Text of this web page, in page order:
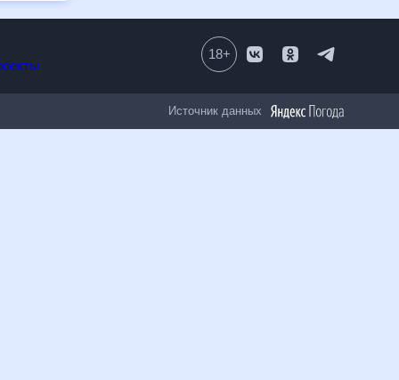
18+
Источник данных